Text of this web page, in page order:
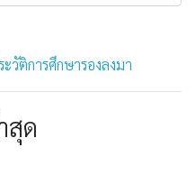
ะวัติการศึกษารองลงมา
สุด